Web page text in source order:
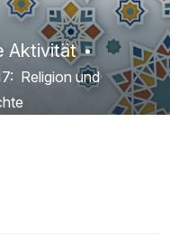
Aktivität
Religion und